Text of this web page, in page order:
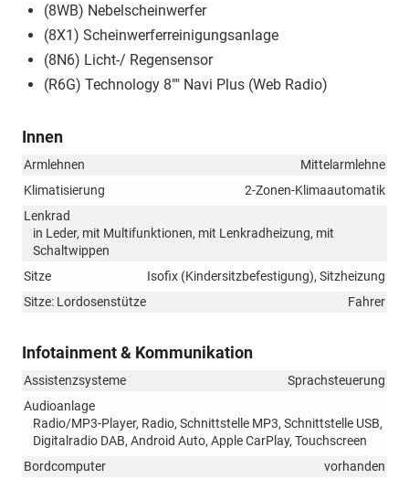
(8WB) Nebelscheinwerfer
(8X1) Scheinwerferreinigungsanlage
(8N6) Licht-/ Regensensor
(R6G) Technology 8"" Navi Plus (Web Radio)
Innen
Armlehnen
Mittelarmlehne
Klimatisierung
2-Zonen-Klimaautomatik
Lenkrad
in Leder, mit Multifunktionen, mit Lenkradheizung, mit
Schaltwippen
Sitze
Isofix (Kindersitzbefestigung), Sitzheizung
Sitze: Lordosenstütze
Fahrer
Infotainment & Kommunikation
Assistenzsysteme
Sprachsteuerung
Audioanlage
Radio/MP3-Player, Radio, Schnittstelle MP3, Schnittstelle USB,
Digitalradio DAB, Android Auto, Apple CarPlay, Touchscreen
Bordcomputer
vorhanden